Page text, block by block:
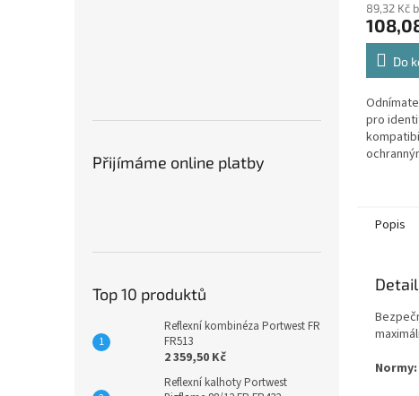
Přijímáme online platby
Top 10 produktů
Reflexní kombinéza Portwest FR
FR513
2 359,50 Kč
Reflexní kalhoty Portwest
89,32 Kč
Do
pro
Popis
Normy: